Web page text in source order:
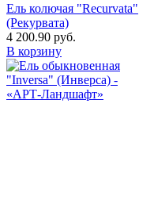
Ель колючая "Recurvata"
(Рекурвата)
4 200.90 руб.
В корзину